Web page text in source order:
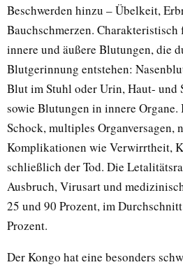
Beschwerden hinzu – Übelkeit,
Bauchschmerzen.
innere und äußere Blutungen, die
Blutgerinnung entstehen:
Blut im Stuhl oder Urin, Haut- und
sowie Blutungen in innere
Schock, multiples Organversagen,
Komplikationen wie Verwirrtheit,
schließlich der Tod. Die
Ausbruch, Virusart und
25 und 90 Prozent, im
Prozent.
Der Kongo hat eine besonders